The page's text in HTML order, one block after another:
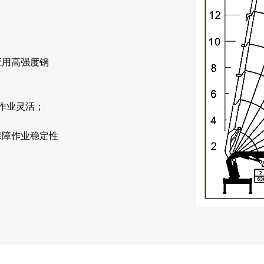
高强度钢
业灵活；
作业稳定性